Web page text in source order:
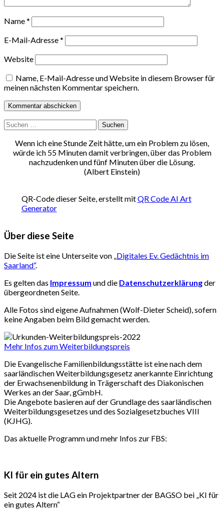
Name*
E-Mail-Adresse*
Website
Name, E-Mail-Adresse und Website in diesem Browser für
meinen nächsten Kommentar speichern.
Suchen
nach:
Wenn ich eine Stunde Zeit hätte, um ein Problem zu lösen,
würde ich 55 Minuten damit verbringen, über das Problem
nachzudenken und fünf Minuten über die Lösung.
(Albert Einstein)
QR-Code dieser Seite, erstellt mitQR Code AI Art
Generator
Über diese Seite
Die Seite ist eine Unterseite von „ Digitales Ev. Gedächtnis im
Saarland“.
Es gelten das Impressum und die Datenschutzerklärungder
übergeordneten Seite.
Alle Fotos sind eigene Aufnahmen (Wolf-Dieter Scheid), sofern
keine Angaben beim Bild gemacht werden.
Mehr Infos zum Weiterbildungspreis
Die Evangelische Familienbildungsstätte ist eine nach dem
saarländischen Weiterbildungsgesetz anerkannte Einrichtung
der Erwachsenenbildung in Trägerschaft des Diakonischen
Werkes an der Saar, gGmbH.
Die Angebote basieren auf der Grundlage des saarländischen
Weiterbildungsgesetzes und des Sozialgesetzbuches VIII
(KJHG).
Das aktuelle Programm und mehr Infos zur FBS:
KI für ein gutes Altern
Seit 2024 ist die LAG ein Projektpartner der BAGSO bei „KI für
ein gutes Altern“